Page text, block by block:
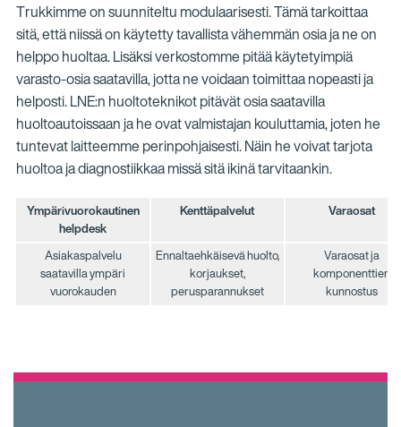
Trukkimme on suunniteltu modulaarisesti. Tämä tarkoittaa
sitä, että niissä on käytetty tavallista vähemmän osia ja ne on
helppo huoltaa. Lisäksi verkostomme pitää käytetyimpiä
varasto-osia saatavilla, jotta ne voidaan toimittaa nopeasti ja
helposti. LNE:n huoltoteknikot pitävät osia saatavilla
huoltoautoissaan ja he ovat valmistajan kouluttamia, joten he
tuntevat laitteemme perinpohjaisesti. Näin he voivat tarjota
huoltoa ja diagnostiikkaa missä sitä ikinä tarvitaankin.
Ympärivuorokautinen
helpdesk
Kenttäpalvelut Varaosat
Asiakaspalvelu
saatavilla ympäri
vuorokauden
Ennaltaehkäisevä huolto,
korjaukset,
perusparannukset
Varaosat ja
komponenttien
kunnostus